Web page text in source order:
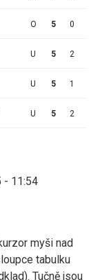
O 5 0
U 5 2
U 5 1
U 5 2
- 11:54
myši nad
tabulku
Tučně jsou